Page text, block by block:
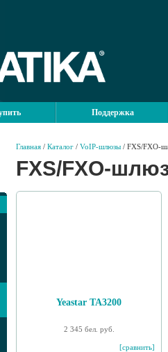
Поддержка
Главная / Каталог / VoIP-шлюзы / FXS/FXO-
FXS/FXO-
Yeastar TA3200
2 345 бел. руб.
[сравнить]